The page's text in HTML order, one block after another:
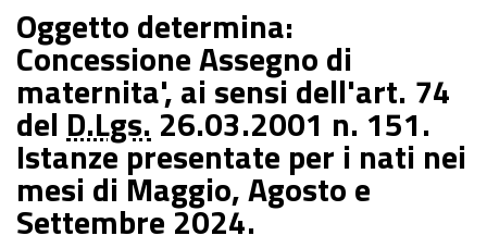
Oggetto determina:
Concessione Assegno di
maternita', ai sensi dell'art. 74
del D.Lgs. 26.03.2001 n. 151.
Istanze presentate per i nati nei
mesi di Maggio, Agosto e
Settembre 2024.